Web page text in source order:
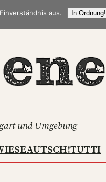
und Umgebung
AUTSCH!TUTTI
aus. In Ordnung!